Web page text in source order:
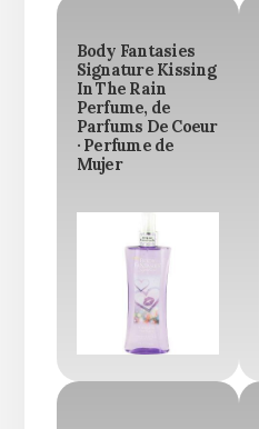
Body Fantasies
Signature Kissing
In The Rain
Perfume, de
Parfums De Coeur
· Perfume de
Mujer